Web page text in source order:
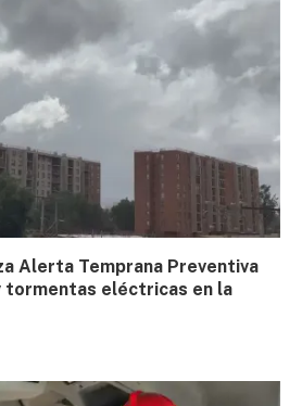
Alerta Temprana Preventiva
tormentas eléctricas en la